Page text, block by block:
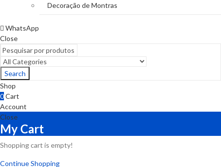
Decoração de Montras
WhatsApp
Close
Search
Shop
0Cart
Account
Close
My Cart
Shopping cart is empty!
Continue Shopping